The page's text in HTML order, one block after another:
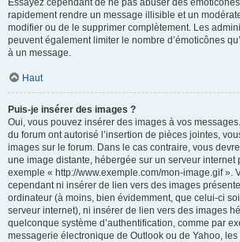
Essayez cependant de ne pas abuser des
rapidement rendre un message illisible et un
modifier ou de le supprimer complètement. Les
peuvent également limiter le nombre d’émoticônes
à un message.
Haut
Puis-je insérer des images ?
Oui, vous pouvez insérer des images à vos
du forum ont autorisé l’insertion de pièces jointes,
images sur le forum. Dans le cas contraire, vous
une image distante, hébergée sur un serveur internet
exemple « http://www.exemple.com/mon-image.gif ».
cependant ni insérer de lien vers des images
ordinateur (à moins, bien évidemment, que celui-ci
serveur internet), ni insérer de lien vers des images
quelconque système d’authentification, comme par
messagerie électronique de Outlook ou de Yahoo,